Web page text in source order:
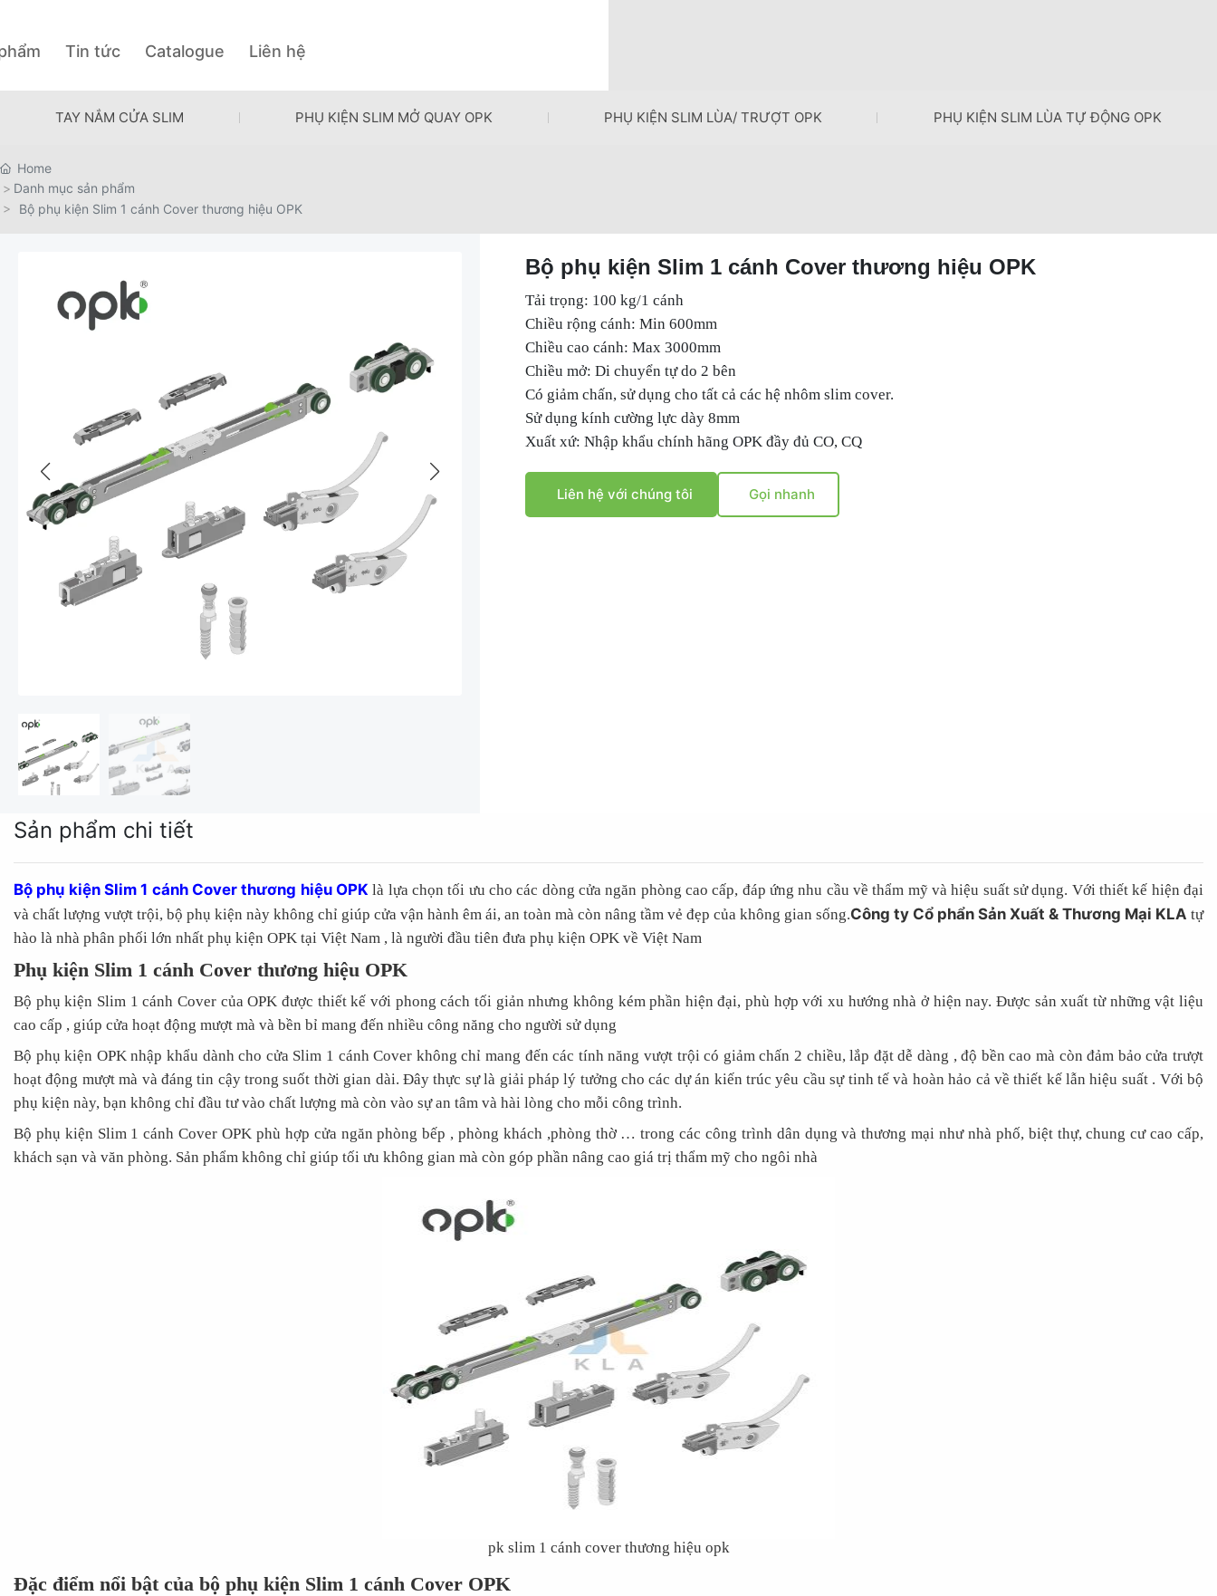
content
Tin tức Catalogue Liên hệ
TAY NẮM CỬA SLIM PHỤ KIỆN SLIM MỞ QUAY OPK PHỤ KIỆN SLIM LÙA/ TRƯỢT OPK PHỤ KIỆN SLIM LÙA TỰ ĐỘNG OPK
Home
Danh mục sản phẩm
Bộ phụ kiện Slim 1 cánh Cover thương hiệu OPK
Bộ phụ kiện Slim 1 cánh Cover thương hiệu OPK
Tải trọng: 100 kg/1 cánh
Chiều rộng cánh: Min 600mm
Chiều cao cánh: Max 3000mm
Chiều mở: Di chuyển tự do 2 bên
Có giảm chấn, sử dụng cho tất cả các hệ nhôm slim cover.
Sử dụng kính cường lực dày 8mm
Xuất xứ: Nhập khẩu chính hãng OPK đầy đủ CO, CQ
Liên hệ với chúng tôi Gọi nhanh
Sản phẩm chi tiết
Bộ phụ kiện Slim 1 cánh Cover thương hiệu OPK là lựa chọn tối ưu cho các dòng cửa ngăn phòng cao cấp, đáp ứng nhu cầu về thẩm mỹ và hiệu suất sử dụng. Với thiết kế hiện đại
và chất lượng vượt trội, bộ phụ kiện này không chỉ giúp cửa vận hành êm ái, an toàn mà còn nâng tầm vẻ đẹp của không gian sống.Công ty Cổ phẩn Sản Xuất & Thương Mại KLA tự
hào là nhà phân phối lớn nhất phụ kiện OPK tại Việt Nam , là người đầu tiên đưa phụ kiện OPK về Việt Nam
Phụ kiện Slim 1 cánh Cover thương hiệu OPK
Bộ phụ kiện Slim 1 cánh Cover của OPK được thiết kế với phong cách tối giản nhưng không kém phần hiện đại, phù hợp với xu hướng nhà ở hiện nay. Được sản xuất từ những vật liệu
cao cấp , giúp cửa hoạt động mượt mà và bền bỉ mang đến nhiều công năng cho người sử dụng
Bộ phụ kiện OPK nhập khẩu dành cho cửa Slim 1 cánh Cover không chỉ mang đến các tính năng vượt trội có giảm chấn 2 chiều, lắp đặt dễ dàng , độ bền cao mà còn đảm bảo cửa trượt
hoạt động mượt mà và đáng tin cậy trong suốt thời gian dài. Đây thực sự là giải pháp lý tưởng cho các dự án kiến trúc yêu cầu sự tinh tế và hoàn hảo cả về thiết kế lẫn hiệu suất . Với bộ
phụ kiện này, bạn không chỉ đầu tư vào chất lượng mà còn vào sự an tâm và hài lòng cho mỗi công trình.
Bộ phụ kiện Slim 1 cánh Cover OPK phù hợp cửa ngăn phòng bếp , phòng khách ,phòng thờ … trong các công trình dân dụng và thương mại như nhà phố, biệt thự, chung cư cao cấp,
khách sạn và văn phòng. Sản phẩm không chỉ giúp tối ưu không gian mà còn góp phần nâng cao giá trị thẩm mỹ cho ngôi nhà
pk slim 1 cánh cover thương hiệu opk
Đặc điểm nổi bật của bộ phụ kiện Slim 1 cánh Cover OPK